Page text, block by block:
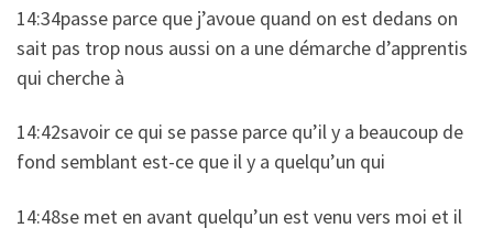
14:34passe parce que j’avoue quand on est dedans on
sait pas trop nous aussi on a une démarche d’apprentis
qui cherche à
14:42savoir ce qui se passe parce qu’il y a beaucoup de
fond semblant est-ce que il y a quelqu’un qui
14:48se met en avant quelqu’un est venu vers moi et il